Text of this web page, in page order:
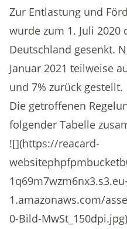
Zur Entlastung und
wurde zum 1. Juli
Deutschland gesenkt.
Januar 2021 teilweise
und 7% zurück gestellt.
Die getroffenen
folgender Tabelle
![](https://reacard-
1.amazonaws.com/
0-Bild-MwSt_150dpi.jpg)